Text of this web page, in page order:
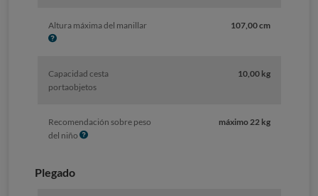
Altura máxima del manillarI
107,00 cm
Capacidad cesta
portaobjetos
10,00 kg
Recomendación sobre peso
del niño I
máximo 22 kg
Plegado